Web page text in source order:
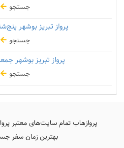
جستجو
پرواز تبریز بوشهر
جستجو
پرواز تبریز بوشهر
جستجو
پروازهاب تمام سایت‌های معتبر
بهترین زمان سفر